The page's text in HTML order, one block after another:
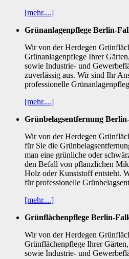
[mehr....]
Grünanlagenpflege Berlin-
Wir von der Herdegen
Grünanlagenpflege Ihrer
sowie Industrie- und
zuverlässig aus. Wir sind Ihr
professionelle
[mehr....]
Grünbelagsentfernung
Wir von der Herdegen
für Sie die
man eine grünliche oder
den Befall von pflanzlichen
Holz oder Kunststoff entsteht.
für professionelle
[mehr....]
Grünflächenpflege Berlin-
Wir von der Herdegen
Grünflächenpflege Ihrer
sowie Industrie- und